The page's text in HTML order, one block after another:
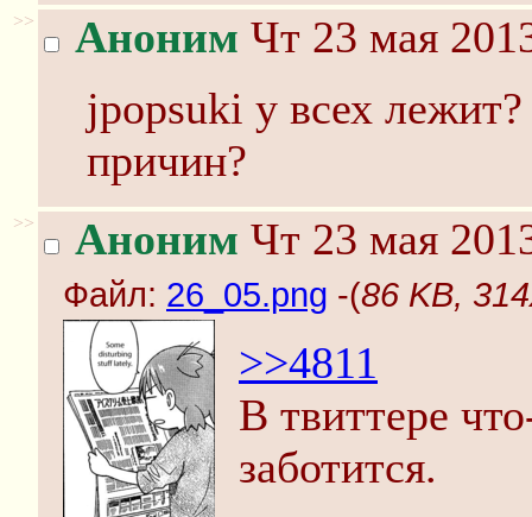
>> Аноним Чт 23 мая
jpopsuki у всех
причин?
>> Аноним Чт 23 мая
Файл: 26_05.png -(86 KB,
>>4811
В твиттере
заботится.